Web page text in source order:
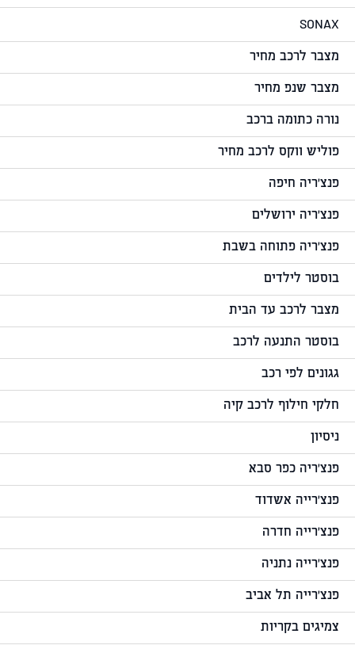
SONAX
מצבר לרכב מחיר
מצבר שנפ מחיר
נורה כתומה ברכב
פוליש ווקס לרכב מחיר
פנצ'ריה חיפה
פנצ'ריה ירושלים
פנצ'ריה פתוחה בשבת
בוסטר לילדים
מצבר לרכב עד הבית
בוסטר התנעה לרכב
גגונים לפי רכב
חלקי חילוף לרכב קיה
ניסיון
פנצ'ריה כפר סבא
פנצ'רייה אשדוד
פנצ'רייה חדרה
פנצ'רייה נתניה
פנצ'רייה תל אביב
צמיגים בקריות